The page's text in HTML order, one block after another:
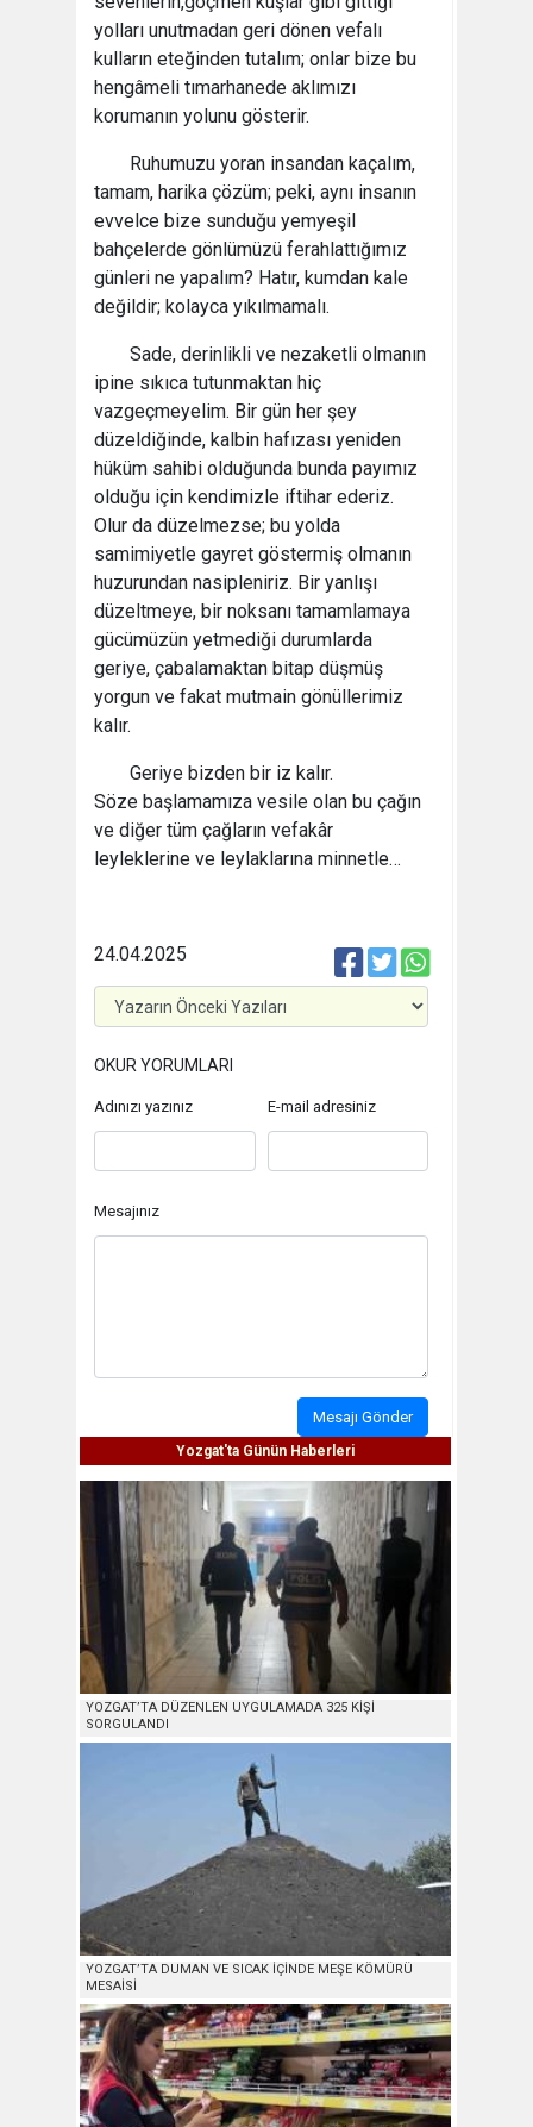
yolları unutmadan geri dönen vefalı
kulların eteğinden tutalım; onlar bize bu
hengâmeli tımarhanede aklımızı
korumanın yolunu gösterir.
Ruhumuzu yoran insandan kaçalım,
tamam, harika çözüm; peki, aynı insanın
evvelce bize sunduğu yemyeşil
bahçelerde gönlümüzü ferahlattığımız
günleri ne yapalım? Hatır, kumdan kale
değildir; kolayca yıkılmamalı.
Sade, derinlikli ve nezaketli olmanın
ipine sıkıca tutunmaktan hiç
vazgeçmeyelim. Bir gün her şey
düzeldiğinde, kalbin hafızası yeniden
hüküm sahibi olduğunda bunda payımız
olduğu için kendimizle iftihar ederiz.
Olur da düzelmezse; bu yolda
samimiyetle gayret göstermiş olmanın
huzurundan nasipleniriz. Bir yanlışı
düzeltmeye, bir noksanı tamamlamaya
gücümüzün yetmediği durumlarda
geriye, çabalamaktan bitap düşmüş
yorgun ve fakat mutmain gönüllerimiz
kalır.
Geriye bizden bir iz kalır.
Söze başlamamıza vesile olan bu çağın
ve diğer tüm çağların vefakâr
leyleklerine ve leylaklarına minnetle…
24.04.2025
OKUR YORUMLARI
Adınızı yazınız E-mail adresiniz
Mesajınız
Mesajı Gönder
Yozgat'ta Günün Haberleri
YOZGAT’TA DÜZENLEN UYGULAMADA 325 KİŞİ
SORGULANDI
YOZGAT’TA DUMAN VE SICAK İÇİNDE MEŞE KÖMÜRÜ
MESAİSİ